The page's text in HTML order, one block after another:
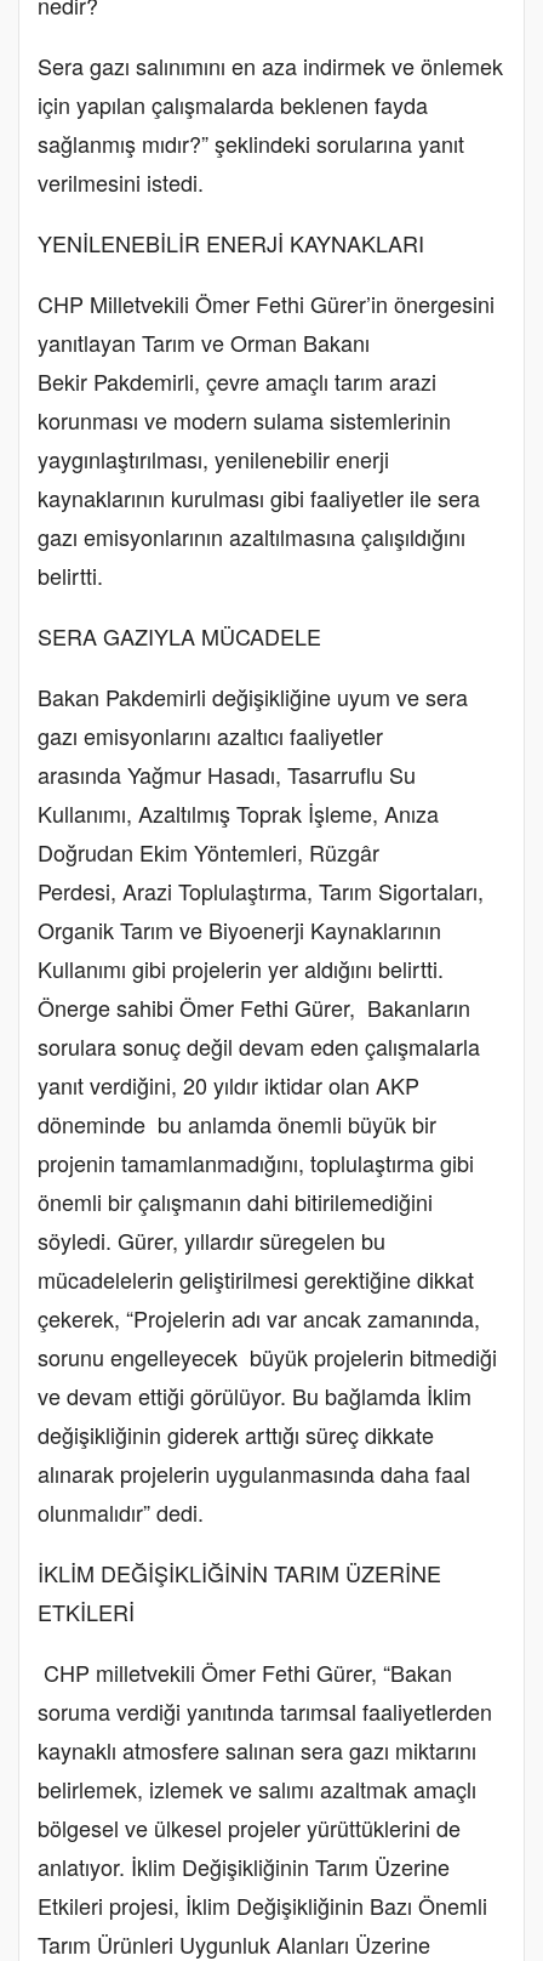
Sera gazı salınımını en aza indirmek ve önlemek
için yapılan çalışmalarda beklenen fayda
sağlanmış mıdır?” şeklindeki sorularına yanıt
verilmesini istedi.
YENİLENEBİLİR ENERJİ KAYNAKLARI
CHP Milletvekili Ömer Fethi Gürer’in önergesini
yanıtlayan Tarım ve Orman Bakanı
Bekir Pakdemirli, çevre amaçlı tarım arazi
korunması ve modern sulama sistemlerinin
yaygınlaştırılması, yenilenebilir enerji
kaynaklarının kurulması gibi faaliyetler ile sera
gazı emisyonlarının azaltılmasına çalışıldığını
belirtti.
SERA GAZIYLA MÜCADELE
Bakan Pakdemirli değişikliğine uyum ve sera
gazı emisyonlarını azaltıcı faaliyetler
arasında Yağmur Hasadı, Tasarruflu Su
Kullanımı, Azaltılmış Toprak İşleme, Anıza
Doğrudan Ekim Yöntemleri, Rüzgâr
Perdesi, Arazi Toplulaştırma, Tarım Sigortaları,
Organik Tarım ve Biyoenerji Kaynaklarının
Kullanımı gibi projelerin yer aldığını belirtti.
Önerge sahibi Ömer Fethi Gürer, Bakanların
sorulara sonuç değil devam eden çalışmalarla
yanıt verdiğini, 20 yıldır iktidar olan AKP
döneminde bu anlamda önemli büyük bir
projenin tamamlanmadığını, toplulaştırma gibi
önemli bir çalışmanın dahi bitirilemediğini
söyledi. Gürer, yıllardır süregelen bu
mücadelelerin geliştirilmesi gerektiğine dikkat
çekerek, “Projelerin adı var ancak zamanında,
sorunu engelleyecek büyük projelerin bitmediği
ve devam ettiği görülüyor. Bu bağlamda İklim
değişikliğinin giderek arttığı süreç dikkate
alınarak projelerin uygulanmasında daha faal
olunmalıdır” dedi.
İKLİM DEĞİŞİKLİĞİNİN TARIM ÜZERİNE
ETKİLERİ
CHP milletvekili Ömer Fethi Gürer, “Bakan
soruma verdiği yanıtında tarımsal faaliyetlerden
kaynaklı atmosfere salınan sera gazı miktarını
belirlemek, izlemek ve salımı azaltmak amaçlı
bölgesel ve ülkesel projeler yürüttüklerini de
anlatıyor. İklim Değişikliğinin Tarım Üzerine
Etkileri projesi, İklim Değişikliğinin Bazı Önemli
Tarım Ürünleri Uygunluk Alanları Üzerine